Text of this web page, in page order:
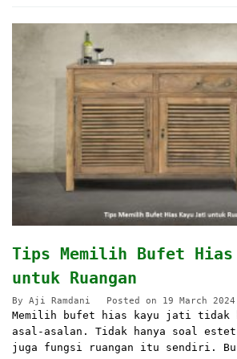
Tips Memilih Bufet
untuk Ruangan
By Aji Ramdani Posted on 19 March 2024
Memilih bufet hias kayu jati tidak
asal-asalan. Tidak hanya soal
juga fungsi ruangan itu sendiri.